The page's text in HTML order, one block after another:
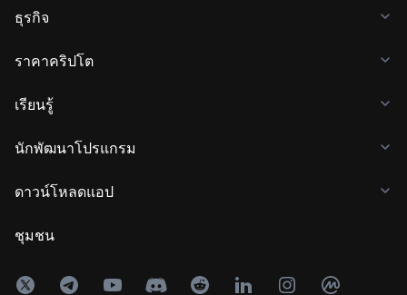
ธุรกิจ
ราคาคริปโต
เรียนรู้
นักพัฒนาโปรแกรม
ดาวน์โหลดแอป
ชุมชน